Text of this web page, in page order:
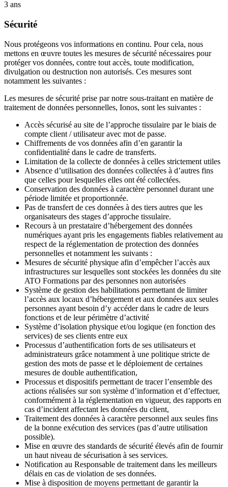
3 ans
Sécurité
Nous protégeons vos informations en continu. Pour cela, nous
mettons en œuvre toutes les mesures de sécurité nécessaires pour
protéger vos données, contre tout accès, toute modification,
divulgation ou destruction non autorisés. Ces mesures sont
notamment les suivantes :
Les mesures de sécurité prise par notre sous-traitant en matière de
traitement de données personnelles, Ionos, sont les suivantes :
Accès sécurisé au site de l’approche tissulaire par le biais de
compte client / utilisateur avec mot de passe.
Chiffrements de vos données afin d’en garantir la
confidentialité dans le cadre de transferts.
Limitation de la collecte de données à celles strictement utiles
Absence d’utilisation des données collectées à d’autres fins
que celles pour lesquelles elles ont été collectées.
Conservation des données à caractère personnel durant une
période limitée et proportionnée.
Pas de transfert de ces données à des tiers autres que les
organisateurs des stages d’approche tissulaire.
Recours à un prestataire d’hébergement des données
numériques ayant pris les engagements fiables relativement au
respect de la réglementation de protection des données
personnelles et notamment les suivants :
Mesures de sécurité physique afin d’empêcher l’accès aux
infrastructures sur lesquelles sont stockées les données du site
ATO Formations par des personnes non autorisées
Système de gestion des habilitations permettant de limiter
l’accès aux locaux d’hébergement et aux données aux seules
personnes ayant besoin d’y accéder dans le cadre de leurs
fonctions et de leur périmètre d’activité
Système d’isolation physique et/ou logique (en fonction des
services) de ses clients entre eux
Processus d’authentification forts de ses utilisateurs et
administrateurs grâce notamment à une politique stricte de
gestion des mots de passe et le déploiement de certaines
mesures de double authentification,
Processus et dispositifs permettant de tracer l’ensemble des
actions réalisées sur son système d’information et d’effectuer,
conformément à la réglementation en vigueur, des rapports en
cas d’incident affectant les données du client,
Traitement des données à caractère personnel aux seules fins
de la bonne exécution des services (pas d’autre utilisation
possible).
Mise en œuvre des standards de sécurité élevés afin de fournir
un haut niveau de sécurisation à ses services.
Notification au Responsable de traitement dans les meilleurs
délais en cas de violation de ses données.
Mise à disposition de moyens permettant de garantir la